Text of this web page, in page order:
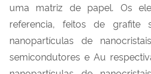
uma matriz de papel. Os
referencia, feitos de grafite
nanopartículas de
semicondutores e Au